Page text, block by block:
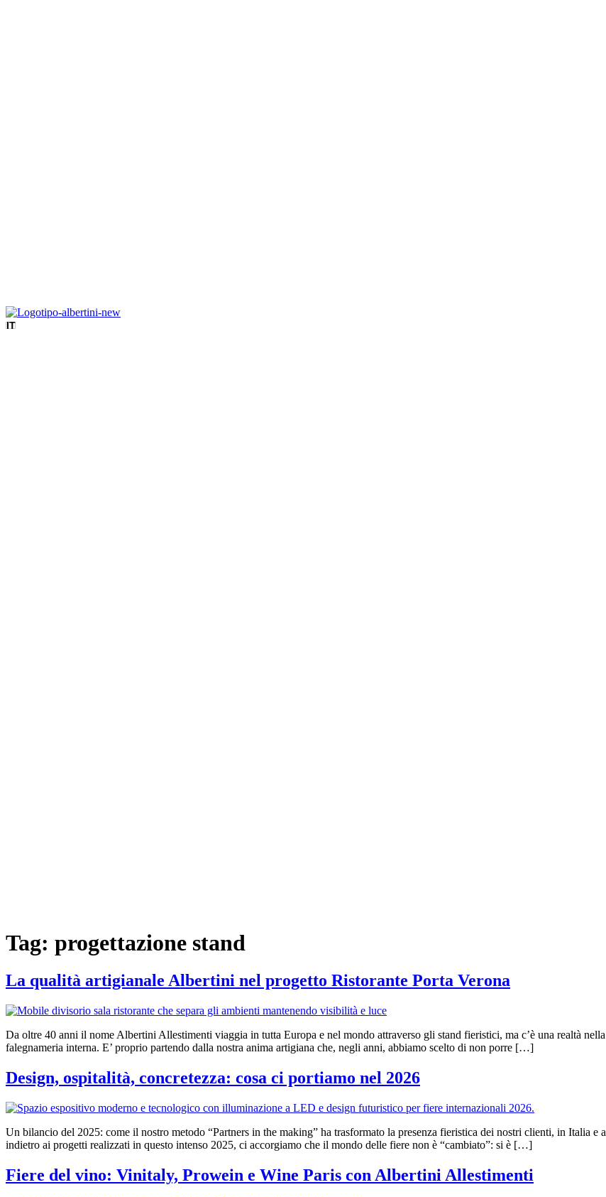
IT
Tag: progettazione stand
La qualità artigianale Albertini nel progetto Ristorante Porta Verona
Da oltre 40 anni il nome Albertini Allestimenti viaggia in tutta Europa e nel mondo attraverso gli stand fieristici, ma c’è una realtà
falegnameria interna. E’ proprio partendo dalla nostra anima artigiana che, negli anni, abbiamo scelto di non porre […]
Design, ospitalità, concretezza: cosa ci portiamo nel 2026
Un bilancio del 2025: come il nostro metodo “Partners in the making” ha trasformato la presenza fieristica dei nostri clienti, in Italia
indietro ai progetti realizzati in questo intenso 2025, ci accorgiamo che il mondo delle fiere non è “cambiato”: si è […]
Fiere del vino: Vinitaly, Prowein e Wine Paris con Albertini Allestimenti